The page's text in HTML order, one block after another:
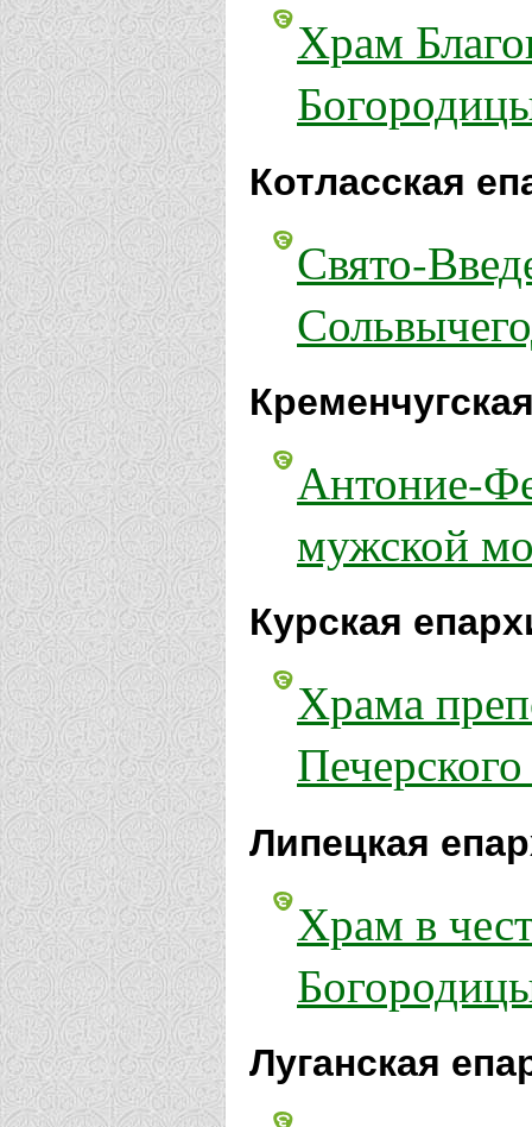
Храм
Котласская
Свято-
Антоние-
мужской
Курская
Храма
Липецкая
Храм в
Луганская